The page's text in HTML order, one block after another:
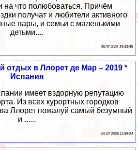
на что полюбоваться. Причём
получат и любители активного
пары, и семьи с маленькими
детьми....
06 07 2026 15:43:38
отдых в Ллорет де Мар – 2019 *
Испания
имеет вздорную репутацию
Из всех курортных городков
Ллорет пожалуй самый безумный
и ......
05 07 2026 11:59:24